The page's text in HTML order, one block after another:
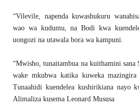
“Vilevile, napenda kuwashukuru
wao wa kudumu, na Bodi kwa
uongozi na utawala bora wa kampuni.
“Mwisho, tunaitambua na kuithamini
wake mkubwa katika kuweka mazingira
Tunaahidi kuendelea kushirikiana nayo
Alimaliza kusema Leonard Mususa